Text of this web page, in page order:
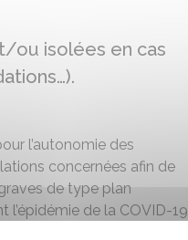
ou isolées en cas
l’autonomie des
concernées afin de
de type plan
de la COVID-19